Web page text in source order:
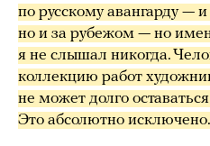
по русскому авангарду — и
но и за рубежом — но
я не слышал никогда.
коллекцию работ
не может долго
Это абсолютно исключено.